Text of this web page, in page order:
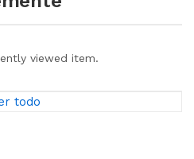
viewed item.
todo